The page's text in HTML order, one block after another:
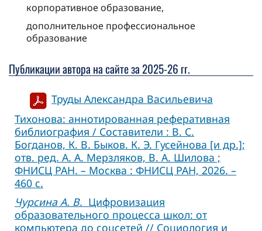
корпоративное образование,
дополнительное профессиональное
образование
Публикации автора на сайте за 2025-26 гг.
Труды Александра Васильевича
Тихонова: аннотированная реферативная
библиография / Составители : В. С.
Богданов, К. В. Быков. К. Э. Гусейнова [и др.];
отв. ред. А. А. Мерзляков, В. А. Шилова ;
ФНИСЦ РАН. – Москва : ФНИСЦ РАН, 2026. –
460 с.
Чурсина А. В. Цифровизация
образовательного процесса школ: от
компьютера до соцсетей // Социология и